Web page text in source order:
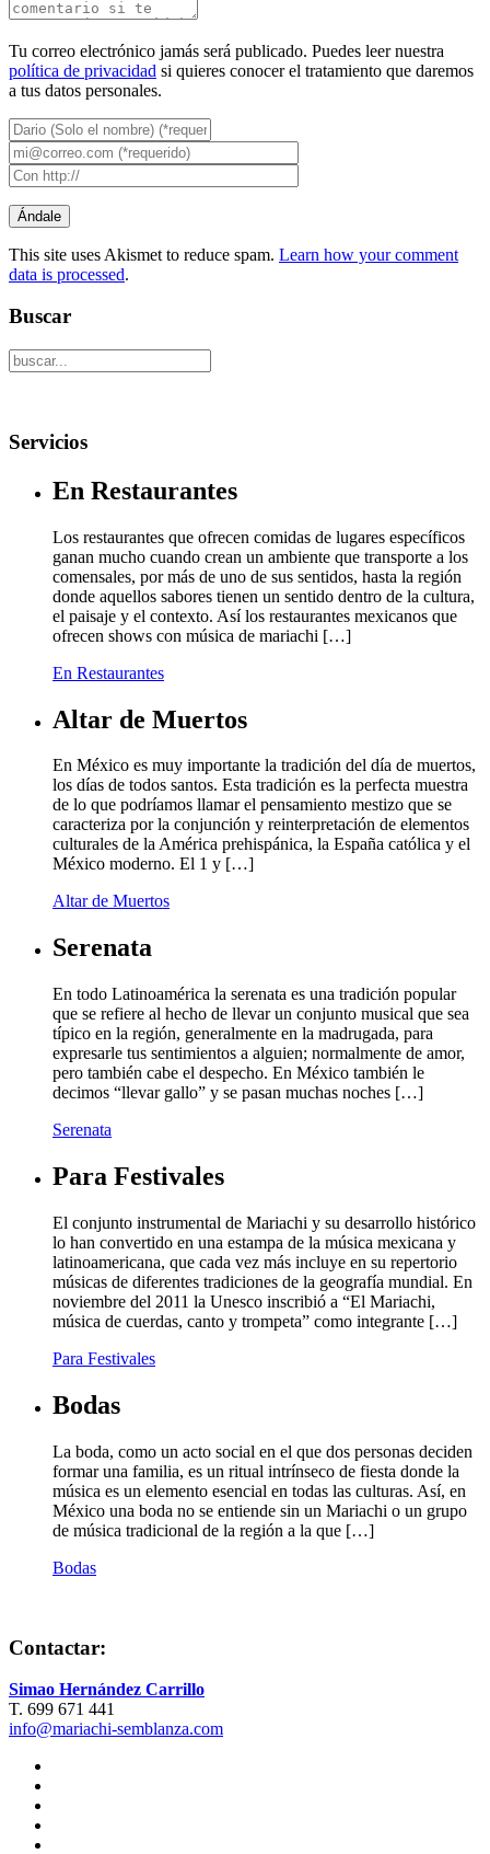
Tu correo electrónico jamás será publicado. Puedes leer nuestra
política de privacidad si quieres conocer el tratamiento que daremos
a tus datos personales.
This site uses Akismet to reduce spam. Learn how your comment
data is processed.
Buscar
Servicios
En Restaurantes
Los restaurantes que ofrecen comidas de lugares específicos
ganan mucho cuando crean un ambiente que transporte a los
comensales, por más de uno de sus sentidos, hasta la región
donde aquellos sabores tienen un sentido dentro de la cultura,
el paisaje y el contexto. Así los restaurantes mexicanos que
ofrecen shows con música de mariachi […]
En Restaurantes
Altar de Muertos
En México es muy importante la tradición del día de muertos,
los días de todos santos. Esta tradición es la perfecta muestra
de lo que podríamos llamar el pensamiento mestizo que se
caracteriza por la conjunción y reinterpretación de elementos
culturales de la América prehispánica, la España católica y el
México moderno. El 1 y […]
Altar de Muertos
Serenata
En todo Latinoamérica la serenata es una tradición popular
que se refiere al hecho de llevar un conjunto musical que sea
típico en la región, generalmente en la madrugada, para
expresarle tus sentimientos a alguien; normalmente de amor,
pero también cabe el despecho. En México también le
decimos “llevar gallo” y se pasan muchas noches […]
Serenata
Para Festivales
El conjunto instrumental de Mariachi y su desarrollo histórico
lo han convertido en una estampa de la música mexicana y
latinoamericana, que cada vez más incluye en su repertorio
músicas de diferentes tradiciones de la geografía mundial. En
noviembre del 2011 la Unesco inscribió a “El Mariachi,
música de cuerdas, canto y trompeta” como integrante […]
Para Festivales
Bodas
La boda, como un acto social en el que dos personas deciden
formar una familia, es un ritual intrínseco de fiesta donde la
música es un elemento esencial en todas las culturas. Así, en
México una boda no se entiende sin un Mariachi o un grupo
de música tradicional de la región a la que […]
Bodas
Contactar:
Simao Hernández Carrillo
T. 699 671 441
info@mariachi-semblanza.com